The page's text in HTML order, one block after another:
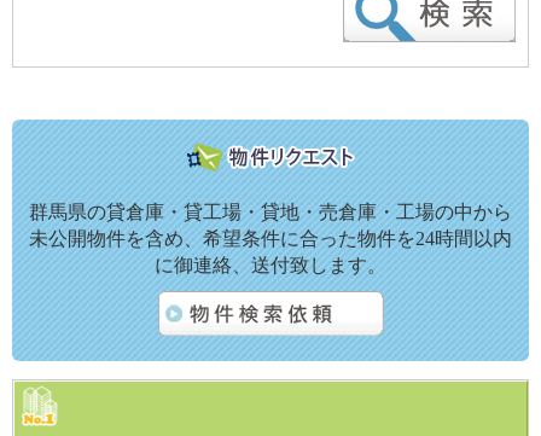
群馬県の貸倉庫・貸工場・貸地・売倉庫・工場の中から
未公開物件を含め、希望条件に合った物件を24時間以内
に御連絡、送付致します。